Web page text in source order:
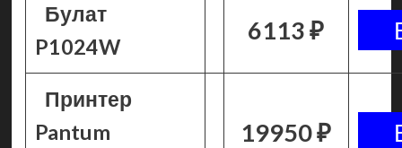
Булат
P1024W
6113 ₽
Принтер
Pantum
19950 ₽